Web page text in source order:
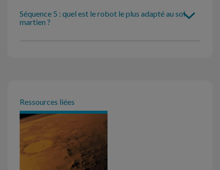
Séquence 5 : quel est le robot le plus adapté au sol
martien ?
Ressources liées